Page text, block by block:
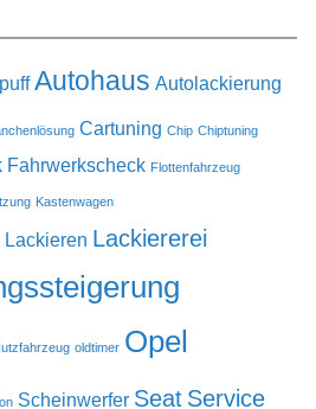
Autohaus Autolackierung
Cartuning Chip Chiptuning
Fahrwerkscheck Flottenfahrzeug
Kastenwagen
Lackieren Lackiererei
oldtimer Opel
Scheinwerfer Seat Service